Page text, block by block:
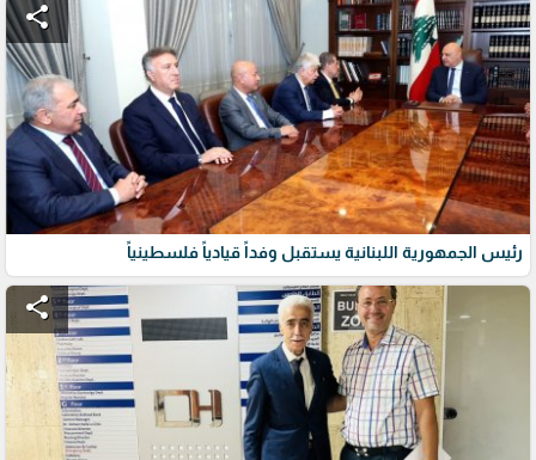
share
رئيس الجمهورية اللبنانية يستقبل وفداً قيادياً فلسطينياً
share